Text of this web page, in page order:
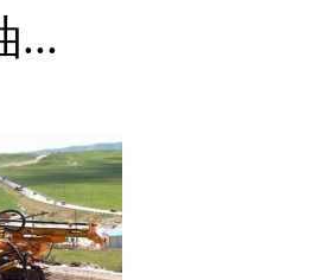
...